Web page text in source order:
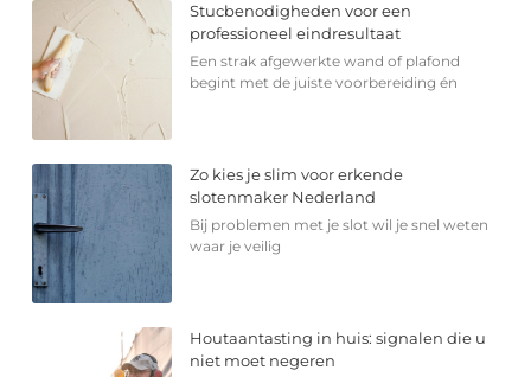
Stucbenodigheden voor een
professioneel eindresultaat
Een strak afgewerkte wand of plafond
begint met de juiste voorbereiding én
Zo kies je slim voor erkende
slotenmaker Nederland
Bij problemen met je slot wil je snel weten
waar je veilig
Houtaantasting in huis: signalen die u
niet moet negeren